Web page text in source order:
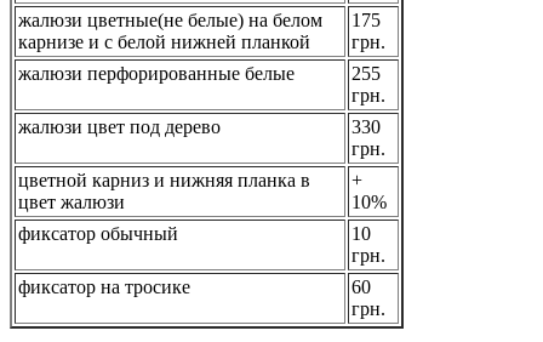
жалюзи цветные(не белые) на белом
карнизе и с белой нижней планкой
175
грн.
жалюзи перфорированные белые
255
грн.
жалюзи цвет под дерево
330
грн.
цветной карниз и нижняя планка в
цвет жалюзи
+
10%
фиксатор обычный
10
грн.
фиксатор на тросике
60
грн.